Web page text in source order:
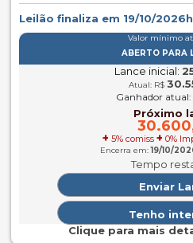
Leilão finaliza em 19/10/2026h
Valor mínimo
ABERTO PARA
Lance inicial:
Atual: R$
Ganhador
Próximo
+ 5% comiss + 0%
Encerra em: 19/10/
Tempo
Clique para mais